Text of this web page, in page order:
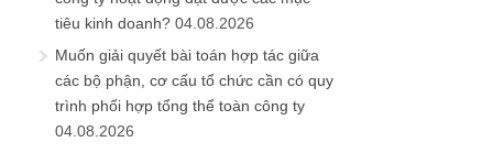
tiêu kinh doanh? 04.08.2026
Muốn giải quyết bài toán hợp tác giữa
các bộ phận, cơ cấu tổ chức cần có quy
trình phối hợp tổng thể toàn công ty
04.08.2026